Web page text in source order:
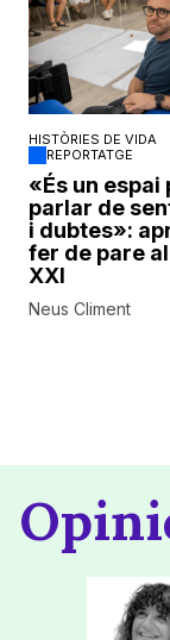
HISTÒRIES DE VIDA
REPORTATGE
«És un espai
parlar de
i dubtes»:
fer de pare
XXI
Neus Climent